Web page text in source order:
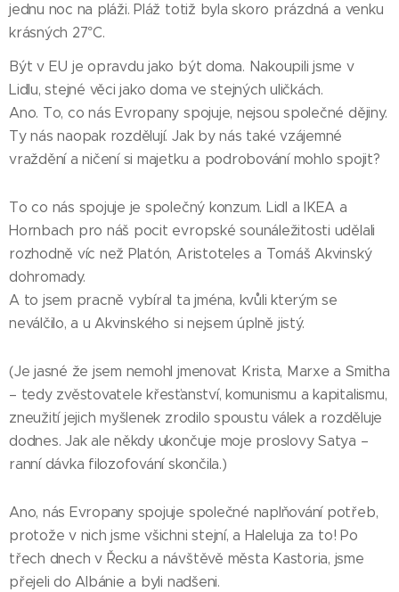
jednu noc na pláži. Pláž totiž byla skoro prázdná a venku
krásných 27°C.
Být v EU je opravdu jako být doma. Nakoupili jsme v
Lidlu, stejné věci jako doma ve stejných uličkách.
Ano. To, co nás Evropany spojuje, nejsou společné dějiny.
Ty nás naopak rozdělují. Jak by nás také vzájemné
vraždění a ničení si majetku a podrobování mohlo spojit?
To co nás spojuje je společný konzum. Lidl a IKEA a
Hornbach pro náš pocit evropské sounáležitosti udělali
rozhodně víc než Platón, Aristoteles a Tomáš Akvinský
dohromady.
A to jsem pracně vybíral ta jména, kvůli kterým se
neválčilo, a u Akvinského si nejsem úplně jistý.
(Je jasné že jsem nemohl jmenovat Krista, Marxe a Smitha
– tedy zvěstovatele křesťanství, komunismu a kapitalismu,
zneužití jejich myšlenek zrodilo spoustu válek a rozděluje
dodnes. Jak ale někdy ukončuje moje proslovy Satya –
ranní dávka filozofování skončila.)
Ano, nás Evropany spojuje společné naplňování potřeb,
protože v nich jsme všichni stejní, a Haleluja za to! Po
třech dnech v Řecku a návštěvě města Kastoria, jsme
přejeli do Albánie a byli nadšeni.